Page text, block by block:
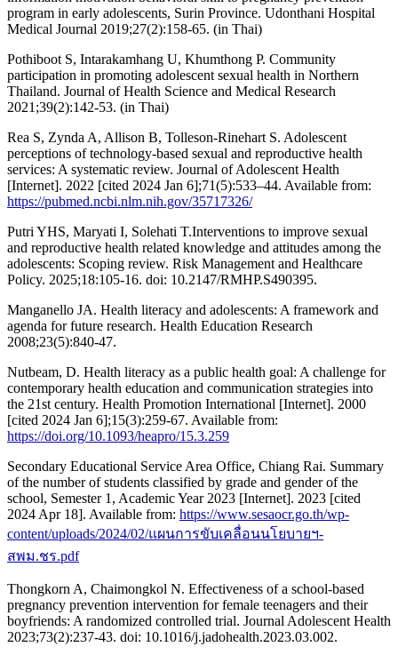
program in early adolescents, Surin Province. Udonthani Hospital
Medical Journal 2019;27(2):158-65. (in Thai)
Pothiboot S, Intarakamhang U, Khumthong P. Community
participation in promoting adolescent sexual health in Northern
Thailand. Journal of Health Science and Medical Research
2021;39(2):142-53. (in Thai)
Rea S, Zynda A, Allison B, Tolleson-Rinehart S. Adolescent
perceptions of technology-based sexual and reproductive health
services: A systematic review. Journal of Adolescent Health
[Internet]. 2022 [cited 2024 Jan 6];71(5):533–44. Available from:
https://pubmed.ncbi.nlm.nih.gov/35717326/
Putri YHS, Maryati I, Solehati T.Interventions to improve sexual
and reproductive health related knowledge and attitudes among the
adolescents: Scoping review. Risk Management and Healthcare
Policy. 2025;18:105-16. doi: 10.2147/RMHP.S490395.
Manganello JA. Health literacy and adolescents: A framework and
agenda for future research. Health Education Research
2008;23(5):840-47.
Nutbeam, D. Health literacy as a public health goal: A challenge for
contemporary health education and communication strategies into
the 21st century. Health Promotion International [Internet]. 2000
[cited 2024 Jan 6];15(3):259-67. Available from:
https://doi.org/10.1093/heapro/15.3.259
Secondary Educational Service Area Office, Chiang Rai. Summary
of the number of students classified by grade and gender of the
school, Semester 1, Academic Year 2023 [Internet]. 2023 [cited
2024 Apr 18]. Available from: https://www.sesaocr.go.th/wp-
content/uploads/2024/02/แผนการขับเคลื่อนนโยบายฯ-
สพม.ชร.pdf
Thongkorn A, Chaimongkol N. Effectiveness of a school-based
pregnancy prevention intervention for female teenagers and their
boyfriends: A randomized controlled trial. Journal Adolescent Health
2023;73(2):237-43. doi: 10.1016/j.jadohealth.2023.03.002.